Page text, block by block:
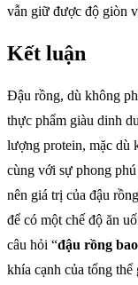
vẫn giữ được độ giòn
Kết luận
Đậu rồng, dù không
thực phẩm giàu dinh
lượng protein, mặc dù
cùng với sự phong
nên giá trị của đậu
để có một chế độ ăn
câu hỏi “đậu rồng
khía cạnh của tổng